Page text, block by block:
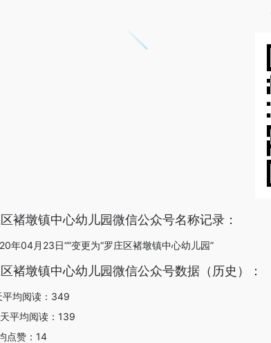
褚墩镇中心幼儿园微信公众号名称记录：
年04月23日“”变更为“罗庄区褚墩镇中心幼儿园”
褚墩镇中心幼儿园微信公众号数据（历史）：
平均阅读：349
平均阅读：139
点赞：14